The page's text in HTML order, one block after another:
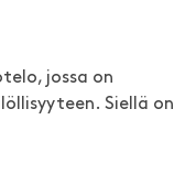
jossa on
Siellä on